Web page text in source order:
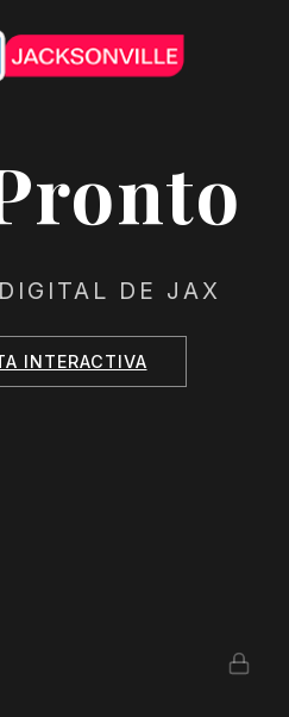
DE JAX
INTERACTIVA